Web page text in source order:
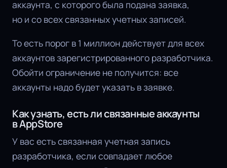
аккаунта, с которого была подана заявка,
но и со всех связанных учетных записей.
То есть порог в 1 миллион действует для всех
аккаунтов зарегистрированного разработчика.
Обойти ограничение не получится: все
аккаунты надо будет указать в заявке.
Как узнать, есть ли связанные аккаунты
в AppStore
У вас есть связанная учетная запись
разработчика, если совпадает любое